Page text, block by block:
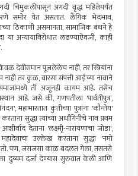
चिमुकलीपासून अगदी वृद्ध महिलेपर्यंत
समोर येत असतात. लैंगिक भेदभाव,
ठिकाणी असमानता, सामाजिक बंधने हे
अन्यायाविरोधात लढण्याऐवजी, काही
देवीसमान पूजलेलेच नाही, तर स्त्रियांना
तर कुळ, वारसा संपत्ती आईच्या नावाने
ती अजूनही कायम आहे. तसेच
आहे. जसे की, गणपतीला 'पार्वतीपुत्र’,
महाभारतात कुंतीच्या पुत्रांना 'कौन्तेय'
सुद्धा त्यांच्या अर्धांगिनीचे नाव प्रथम
देताना 'लक्ष्मीृ-नारायणाचा जोडा',
उल्लेख करताना सुद्धा 'नमो
पण, जसजसा काळ बदलत गेला, तसतसे
दुय्यम दर्जा देण्यास सुरुवात केली आणि